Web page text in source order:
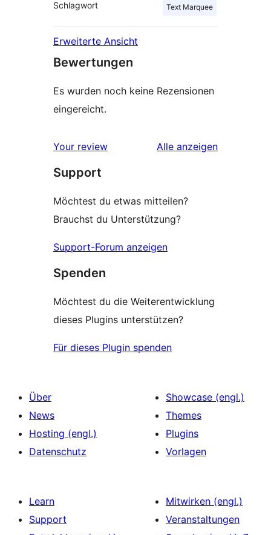
Schlagwort Text Marquee
Erweiterte Ansicht
Bewertungen
Es wurden noch keine Rezensionen
eingereicht.
Your review Alle Rezensionen
anzeigen
Support
Möchtest du etwas mitteilen?
Brauchst du Unterstützung?
Support-Forum anzeigen
Spenden
Möchtest du die Weiterentwicklung
dieses Plugins unterstützen?
Für dieses Plugin spenden
Über
News
Hosting (engl.)
Datenschutz
Showcase (engl.)
Themes
Plugins
Vorlagen
Learn
Support
Mitwirken (engl.)
Veranstaltungen